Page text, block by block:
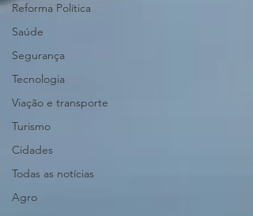
Reforma Política
Saúde
Segurança
Tecnologia
Viação e transporte
Turismo
Cidades
Todas as notícias
Agro